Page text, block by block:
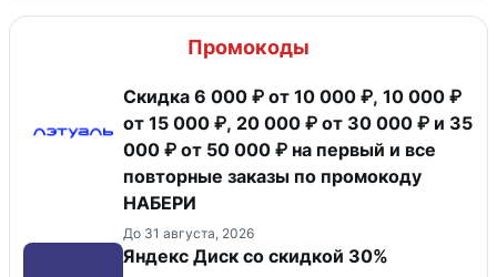
Промокоды
Скидка 6 000 ₽ от 10 000 ₽, 10 000 ₽
от 15 000 ₽, 20 000 ₽ от 30 000 ₽ и 35
000 ₽ от 50 000 ₽ на первый и все
повторные заказы по промокоду
НАБЕРИ
До 31 августа, 2026
Яндекс Диск со скидкой 30%